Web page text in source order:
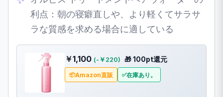
利点：朝の寝癖直しや、より軽くてサラサ
ラな質感を求める場合に適している
￥1,100 (-￥220) 🎁 100pt還元
Amazon直販 在庫あり。